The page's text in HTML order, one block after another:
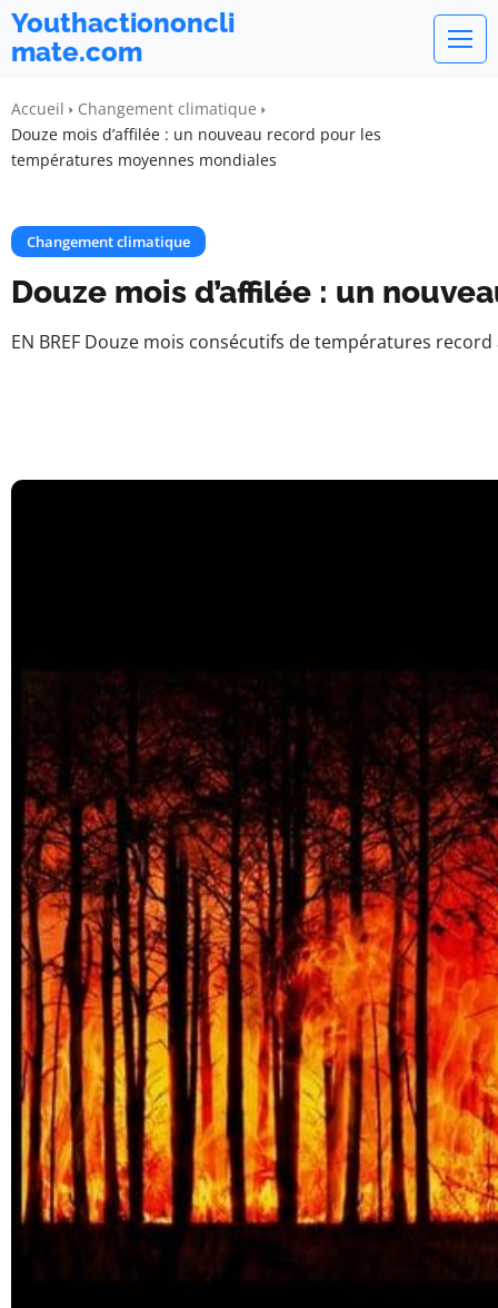
Youthactiononcli
mate.com
Accueil
Changement climatique
Douze mois d’affilée : un nouveau record pour les
températures moyennes mondiales
Changement climatique
Douze mois d’affilée : un
EN BREF Douze mois consécutifs de températures